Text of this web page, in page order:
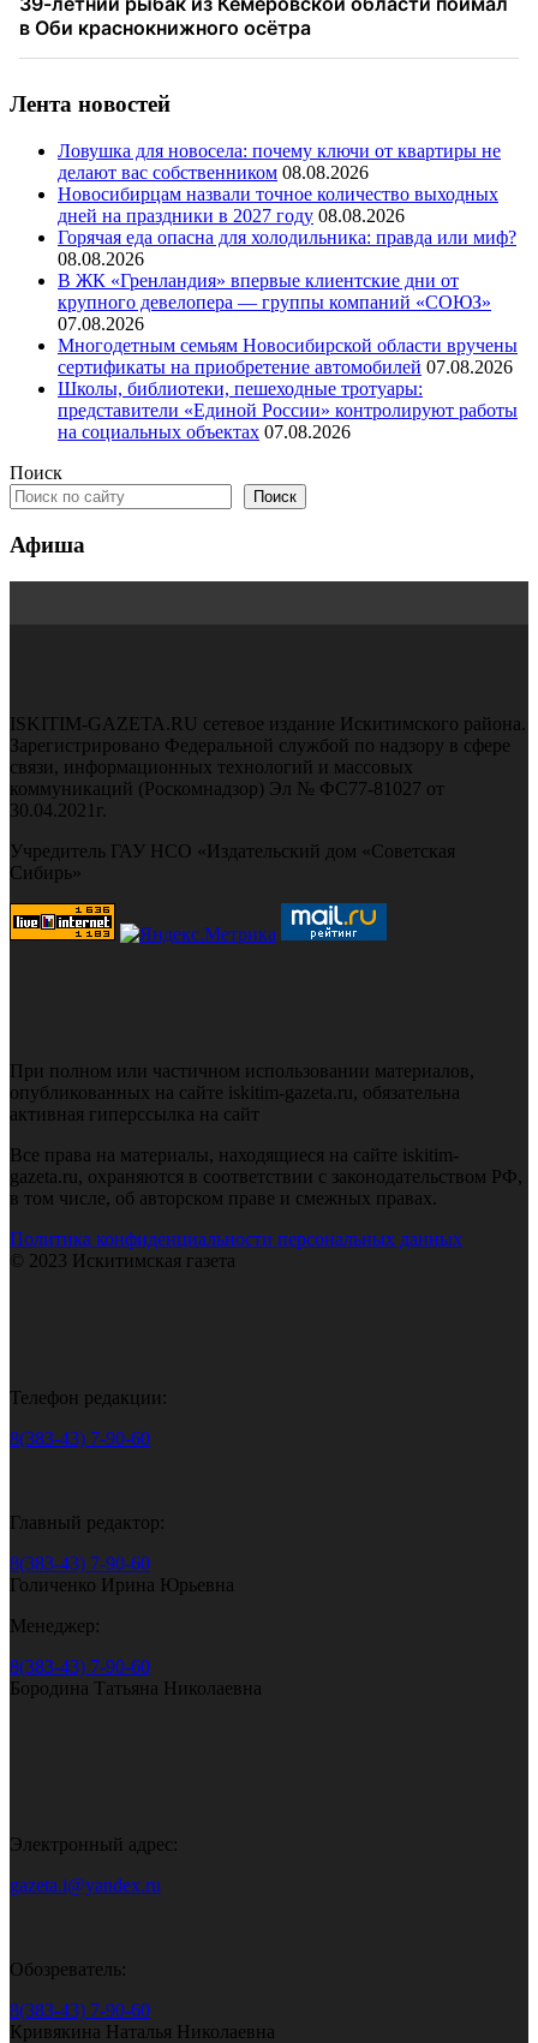
Лента новостей
Ловушка для новосела: почему ключи от квартиры не
делают вас собственником 08.08.2026
Новосибирцам назвали точное количество выходных
дней на праздники в 2027 году 08.08.2026
Горячая еда опасна для холодильника: правда или миф?
08.08.2026
В ЖК «Гренландия» впервые клиентские дни от
крупного девелопера — группы компаний «СОЮЗ»
07.08.2026
Многодетным семьям Новосибирской области вручены
сертификаты на приобретение автомобилей 07.08.2026
Школы, библиотеки, пешеходные тротуары:
представители «Единой России» контролируют работы
на социальных объектах 07.08.2026
Поиск
Поиск
Афиша
ISKITIM-GAZETA.RU сетевое издание Искитимского района.
Зарегистрировано Федеральной службой по надзору в сфере
связи, информационных технологий и массовых
коммуникаций (Роскомнадзор) Эл № ФС77-81027 от
30.04.2021г.
Учредитель ГАУ НСО «Издательский дом «Советская
Сибирь»
При полном или частичном использовании материалов,
опубликованных на сайте iskitim-gazeta.ru, обязательна
активная гиперссылка на сайт
Все права на материалы, находящиеся на сайте iskitim-
gazeta.ru, охраняются в соответствии с законодательством РФ,
в том числе, об авторском праве и смежных правах.
Политика конфиденциальности персональных данных
© 2023 Искитимская газета
Телефон редакции:
8(383-43) 7-90-60
Главный редактор:
8(383-43) 7-90-60
Голиченко Ирина Юрьевна
Менеджер:
8(383-43) 7-90-60
Бородина Татьяна Николаевна
Электронный адрес:
gazeta.i@yandex.ru
Обозреватель:
8(383-43) 7-90-60
Кривякина Наталья Николаевна